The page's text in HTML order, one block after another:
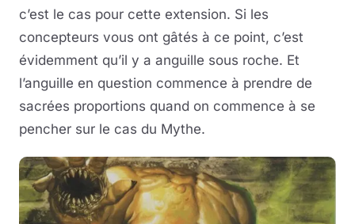
c’est le cas pour cette extension. Si les
concepteurs vous ont gâtés à ce point, c’est
évidemment qu’il y a anguille sous roche. Et
l’anguille en question commence à prendre de
sacrées proportions quand on commence à se
pencher sur le cas du Mythe.